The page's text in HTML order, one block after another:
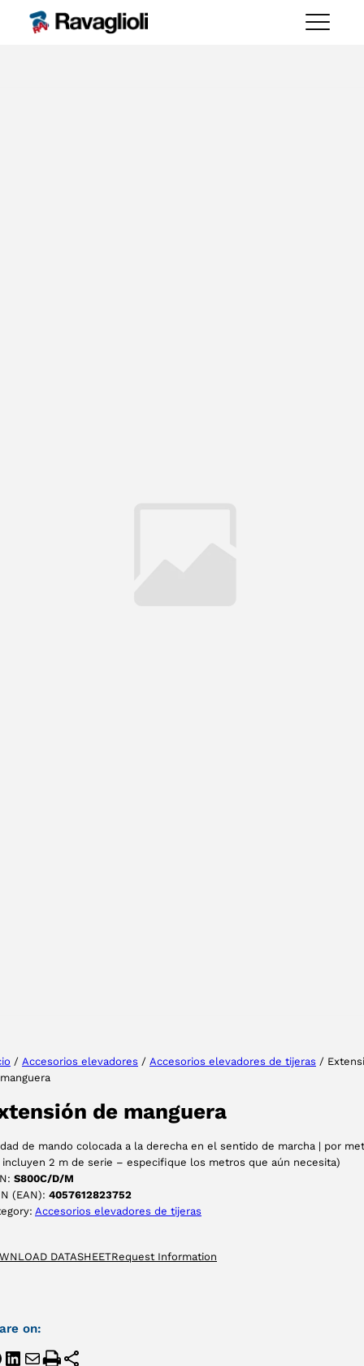
/ Accesorios elevadores / Accesorios elevadores de tijeras /
de manguera
de mando colocada a la derecha en el sentido de marcha | por
incluyen 2 m de serie – especifique los metros que aún necesita)
S800C/D/M
(EAN): 4057612823752
Accesorios elevadores de tijeras
DATASHEETRequest Information
on: